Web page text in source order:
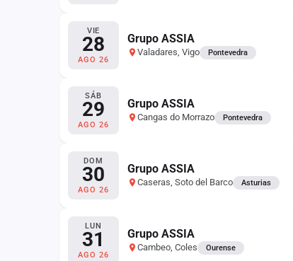
VIE
28
AGO 26
Grupo ASSIA
Valadares, Vigo Pontevedra
SÁB
29
AGO 26
Grupo ASSIA
Cangas do Morrazo Pontevedra
DOM
30
AGO 26
Grupo ASSIA
Caseras, Soto del Barco Asturias
LUN
31
AGO 26
Grupo ASSIA
Cambeo, Coles Ourense